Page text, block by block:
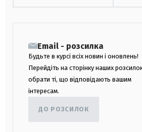
Email - розсилка
Будьте в курсі всіх новин і оновлень!
Перейдіть на сторінку наших
обрати ті, що відповідають вашим
інтересам.
ДО РОЗСИЛОК